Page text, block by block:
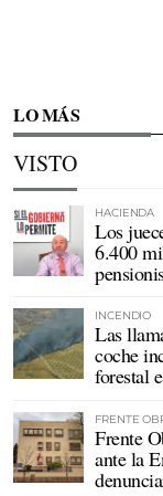
LO MÁS
VISTO
HACIENDA
Los
6.400
INCENDIO
Las
coche
forestal
FRENTE
Frente
ante la